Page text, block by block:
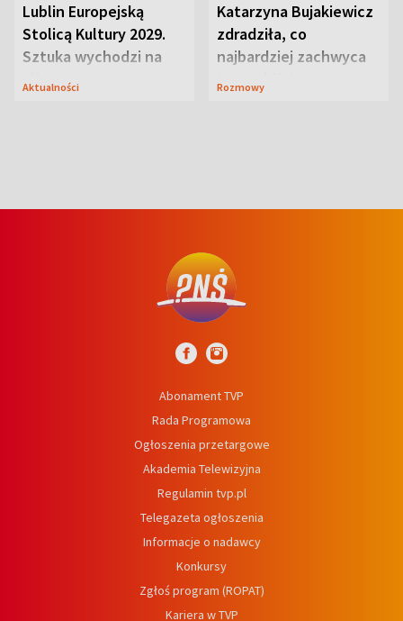
Lublin Europejską
Stolicą Kultury 2029.
Sztuka wychodzi na
ulice
Aktualności
Katarzyna Bujakiewicz
zdradziła, co
najbardziej zachwyca
ją w Lublinie
Rozmowy
Abonament TVP
Rada Programowa
Ogłoszenia przetargowe
Akademia Telewizyjna
Regulamin tvp.pl
Telegazeta ogłoszenia
Informacje o nadawcy
Konkursy
Zgłoś program (ROPAT)
Kariera w TVP